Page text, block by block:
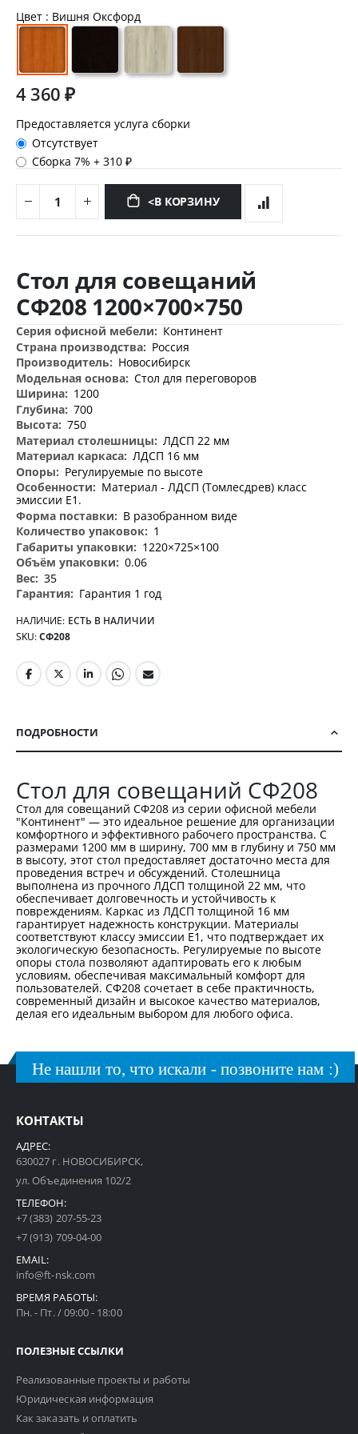
Цвет : Вишня Оксфорд
4 360 ₽
Предоставляется услуга сборки
Отсутствует
Сборка 7%+310 ₽
<В КОРЗИНУ
началу
изображений
Стол для совещаний
СФ208 1200×700×750
Дополнительная
информация
Континент
Россия
Новосибирск
Стол для переговоров
1200
700
750
ЛДСП 22 мм
ЛДСП 16 мм
Регулируемые по высоте
Материал - ЛДСП (Томлесдрев) класс
эмиссии Е1.
В разобранном виде
1
1220×725×100
0.06
35
Гарантия 1 год
НАЛИЧИЕ: ЕСТЬ В НАЛИЧИИ
SKU СФ208
ПОДРОБНОСТИ
Стол для совещаний СФ208
Стол для совещаний СФ208 из серии офисной мебели
"Континент" — это идеальное решение для организации
комфортного и эффективного рабочего пространства. С
размерами 1200 мм в ширину, 700 мм в глубину и 750 мм
в высоту, этот стол предоставляет достаточно места для
проведения встреч и обсуждений. Столешница
выполнена из прочного ЛДСП толщиной 22 мм, что
обеспечивает долговечность и устойчивость к
повреждениям. Каркас из ЛДСП толщиной 16 мм
гарантирует надежность конструкции. Материалы
соответствуют классу эмиссии Е1, что подтверждает их
экологическую безопасность. Регулируемые по высоте
опоры стола позволяют адаптировать его к любым
условиям, обеспечивая максимальный комфорт для
пользователей. СФ208 сочетает в себе практичность,
современный дизайн и высокое качество материалов,
делая его идеальным выбором для любого офиса.
Не нашли то, что искали - позвоните нам :)
КОНТАКТЫ
АДРЕС:
630027 г. НОВОСИБИРСК,
ул. Объединения 102/2
ТЕЛЕФОН:
+7 (383) 207-55-23
+7 (913) 709-04-00
EMAIL:
info@ft-nsk.com
ВРЕМЯ РАБОТЫ:
Пн. - Пт. / 09:00 - 18:00
ПОЛЕЗНЫЕ ССЫЛКИ
Реализованные проекты и работы
Юридическая информация
Как заказать и оплатить